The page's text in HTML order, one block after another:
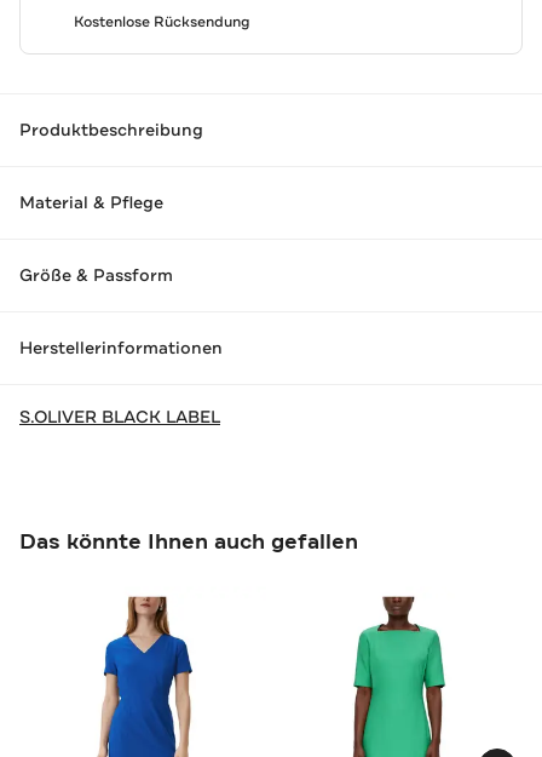
Kostenlose Rücksendung
Produktbeschreibung
Material & Pflege
Größe & Passform
Herstellerinformationen
S.OLIVER BLACK LABEL
Das könnte Ihnen auch gefallen